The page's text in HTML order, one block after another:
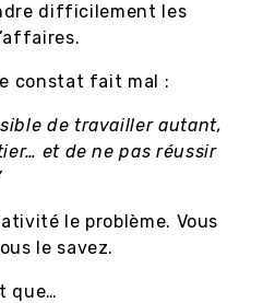
difficilement les
constat fait mal :
de travailler autant,
et de ne pas réussir
le problème. Vous
le savez.
que…